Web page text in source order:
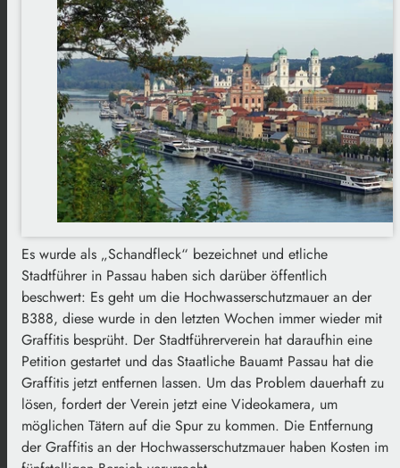
Es wurde als „Schandfleck“ bezeichnet und etliche
Stadtführer in Passau haben sich darüber öffentlich
beschwert: Es geht um die Hochwasserschutzmauer an der
B388, diese wurde in den letzten Wochen immer wieder mit
Graffitis besprüht. Der Stadtführerverein hat daraufhin eine
Petition gestartet und das Staatliche Bauamt Passau hat die
Graffitis jetzt entfernen lassen. Um das Problem dauerhaft zu
lösen, fordert der Verein jetzt eine Videokamera, um
möglichen Tätern auf die Spur zu kommen. Die Entfernung
der Graffitis an der Hochwasserschutzmauer haben Kosten im